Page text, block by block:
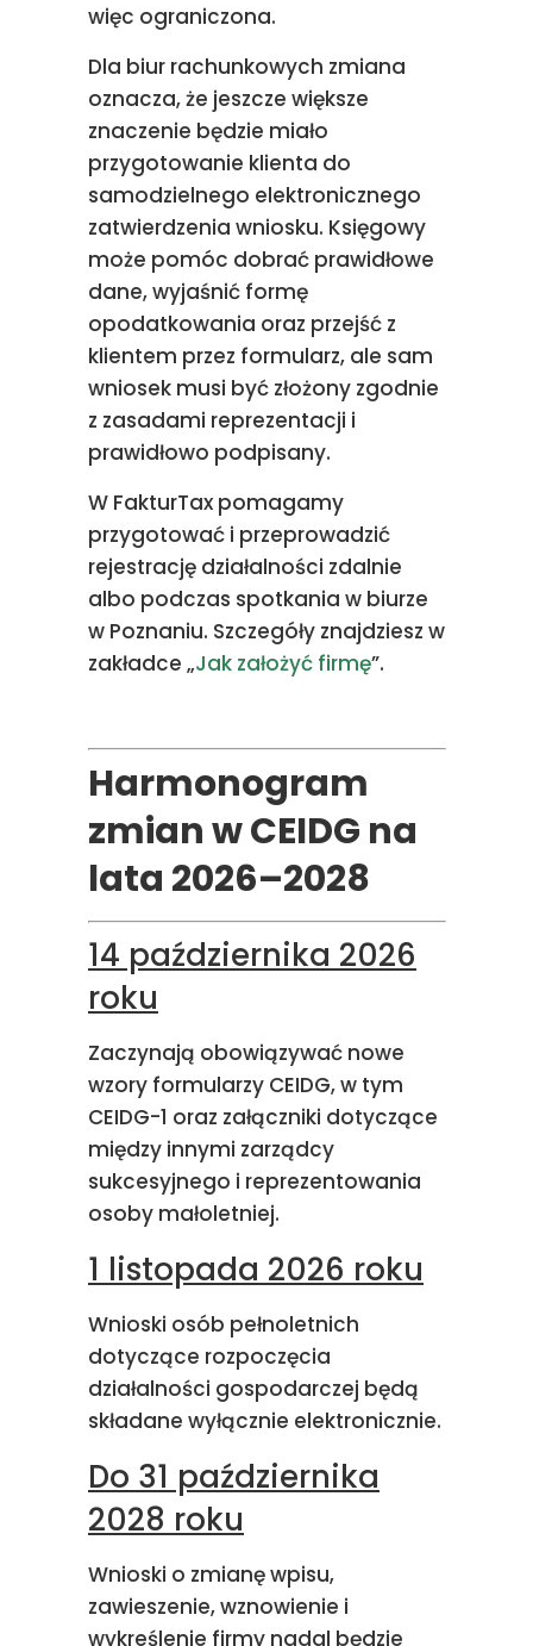
więc ograniczona.
Dla biur rachunkowych zmiana
oznacza, że jeszcze większe
znaczenie będzie miało
przygotowanie klienta do
samodzielnego elektronicznego
zatwierdzenia wniosku. Księgowy
może pomóc dobrać prawidłowe
dane, wyjaśnić formę
opodatkowania oraz przejść z
klientem przez formularz, ale sam
wniosek musi być złożony zgodnie
z zasadami reprezentacji i
prawidłowo podpisany.
W FakturTax pomagamy
przygotować i przeprowadzić
rejestrację działalności zdalnie
albo podczas spotkania w biurze
w Poznaniu. Szczegóły znajdziesz w
zakładce „Jak założyć firmę”.
Harmonogram
zmian w CEIDG na
lata 2026–2028
14 października 2026
roku
Zaczynają obowiązywać nowe
wzory formularzy CEIDG, w tym
CEIDG-1 oraz załączniki dotyczące
między innymi zarządcy
sukcesyjnego i reprezentowania
osoby małoletniej.
1 listopada 2026 roku
Wnioski osób pełnoletnich
dotyczące rozpoczęcia
działalności gospodarczej będą
składane wyłącznie elektronicznie.
Do 31 października
2028 roku
Wnioski o zmianę wpisu,
zawieszenie, wznowienie i
wykreślenie firmy nadal będzie